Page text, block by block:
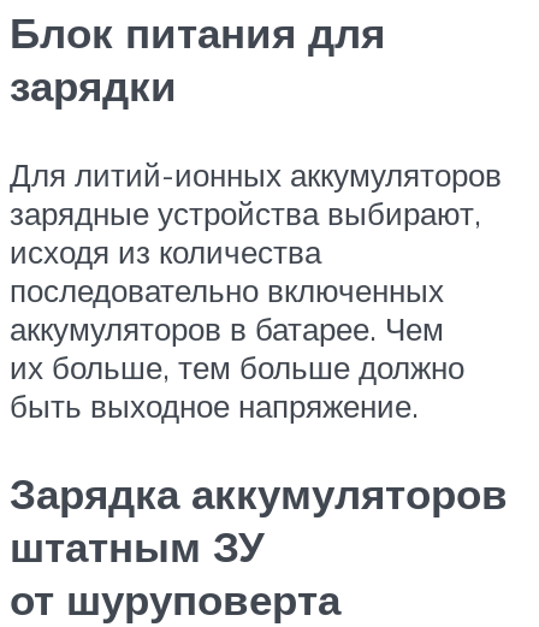
Блок питания для
зарядки
Для литий-ионных аккумуляторов
зарядные устройства выбирают,
исходя из количества
последовательно включенных
аккумуляторов в батарее. Чем
их больше, тем больше должно
быть выходное напряжение.
Зарядка аккумуляторов
штатным ЗУ
от шуруповерта